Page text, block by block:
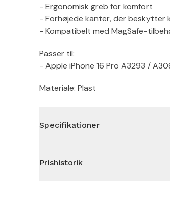
- Ergonomisk greb for komfort
- Forhøjede kanter, der beskytter
- Kompatibelt med MagSafe-
Passer til:
- Apple iPhone 16 Pro A3293 /
Materiale: Plast
Specifikationer
Prishistorik